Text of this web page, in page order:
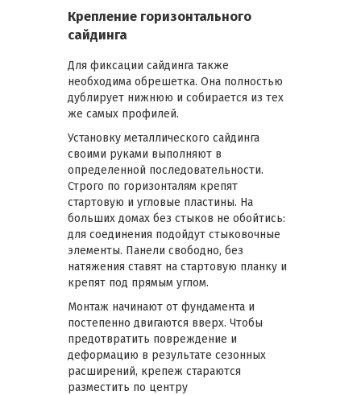
Крепление горизонтального
сайдинга
Для фиксации сайдинга также
необходима обрешетка. Она полностью
дублирует нижнюю и собирается из тех
же самых профилей.
Установку металлического сайдинга
своими руками выполняют в
определенной последовательности.
Строго по горизонталям крепят
стартовую и угловые пластины. На
больших домах без стыков не обойтись:
для соединения подойдут стыковочные
элементы. Панели свободно, без
натяжения ставят на стартовую планку и
крепят под прямым углом.
Монтаж начинают от фундамента и
постепенно двигаются вверх. Чтобы
предотвратить повреждение и
деформацию в результате сезонных
расширений, крепеж стараются
разместить по центру